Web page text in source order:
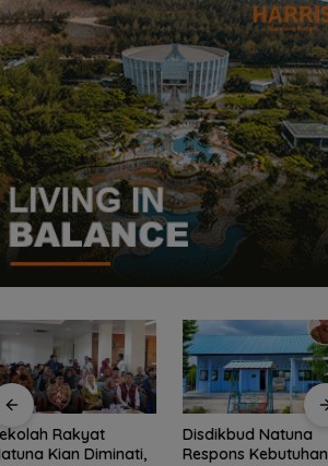
Rakyat
Kian Diminati,
Disdikbud Natuna
Respons Kebutuhan